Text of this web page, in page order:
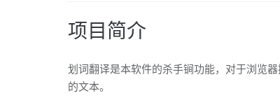
项目简介
划词翻译是本软件的杀手锏功能，对于浏览
的文本。